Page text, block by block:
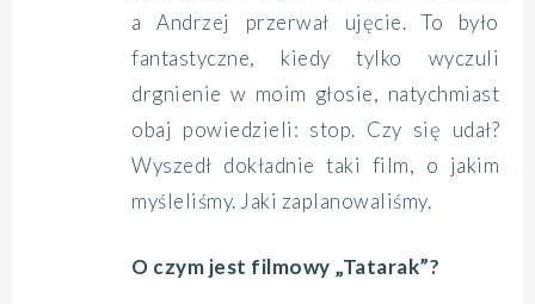
a Andrzej przerwał ujęcie. To było
fantastyczne, kiedy tylko wyczuli
drgnienie w moim głosie, natychmiast
obaj powiedzieli: stop. Czy się udał?
Wyszedł dokładnie taki film, o jakim
myśleliśmy. Jaki zaplanowaliśmy.
O czym jest filmowy „Tatarak”?